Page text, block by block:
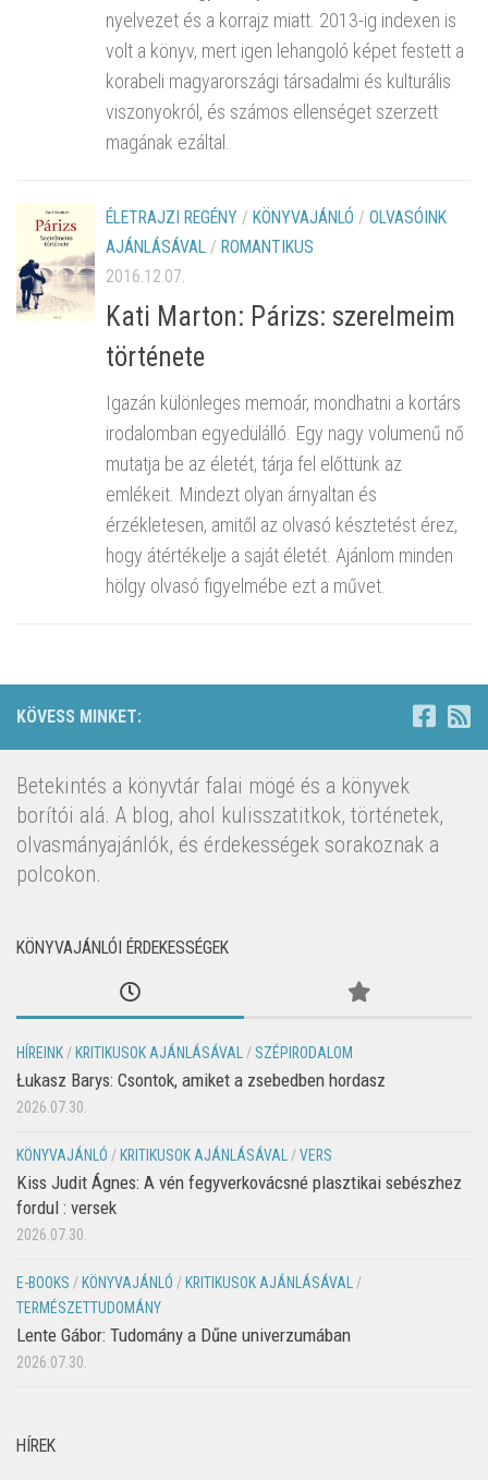
nyelvezet és a korrajz miatt. 2013-ig indexen is
volt a könyv, mert igen lehangoló képet festett a
korabeli magyarországi társadalmi és kulturális
viszonyokról, és számos ellenséget szerzett
magának ezáltal.
ÉLETRAJZI REGÉNY / KÖNYVAJÁNLÓ / OLVASÓINK
AJÁNLÁSÁVAL / ROMANTIKUS
2016.12.07.
Kati Marton: Párizs: szerelmeim
története
Igazán különleges memoár, mondhatni a kortárs
irodalomban egyedülálló. Egy nagy volumenű nő
mutatja be az életét, tárja fel előttünk az
emlékeit. Mindezt olyan árnyaltan és
érzékletesen, amitől az olvasó késztetést érez,
hogy átértékelje a saját életét. Ajánlom minden
hölgy olvasó figyelmébe ezt a művet.
KÖVESS MINKET:
Betekintés a könyvtár falai mögé és a könyvek
borítói alá. A blog, ahol kulisszatitkok, történetek,
olvasmányajánlók, és érdekességek sorakoznak a
polcokon.
KÖNYVAJÁNLÓI ÉRDEKESSÉGEK
HÍREINK / KRITIKUSOK AJÁNLÁSÁVAL / SZÉPIRODALOM
Łukasz Barys: Csontok, amiket a zsebedben hordasz
2026.07.30.
KÖNYVAJÁNLÓ / KRITIKUSOK AJÁNLÁSÁVAL /VERS
Kiss Judit Ágnes: A vén fegyverkovácsné plasztikai sebészhez
fordul : versek
2026.07.30.
E-BOOKS / KÖNYVAJÁNLÓ / KRITIKUSOK AJÁNLÁSÁVAL
/
TERMÉSZETTUDOMÁNY
Lente Gábor: Tudomány a Dűne univerzumában
2026.07.30.
HÍREK